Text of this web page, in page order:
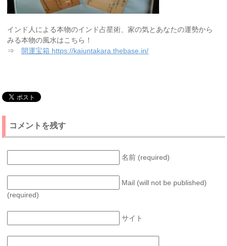
インド人による本物のインド占星術、家の気とあなたの運勢から
みる本物の風水はこちら！
⇒ 開運宝箱 https://kaiuntakara.thebase.in/
コメントを残す
名前 (required)
Mail (will not be published)
(required)
サイト